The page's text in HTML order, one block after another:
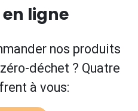
ligne
nos produits
déchet ? Quatre
à vous: